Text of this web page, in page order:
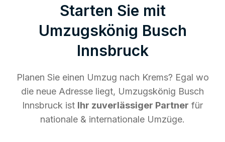
Starten Sie mit
Umzugskönig Busch
Innsbruck
Planen Sie einen Umzug nach Krems? Egal wo
die neue Adresse liegt, Umzugskönig Busch
Innsbruck ist Ihr zuverlässiger Partner für
nationale & internationale Umzüge.